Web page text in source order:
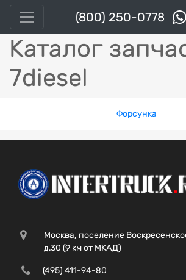
(800) 250-0778
Каталог
7diesel
Форсунка
Москва, поселение
д.30 (9 км от МКАД)
(495) 411-94-80